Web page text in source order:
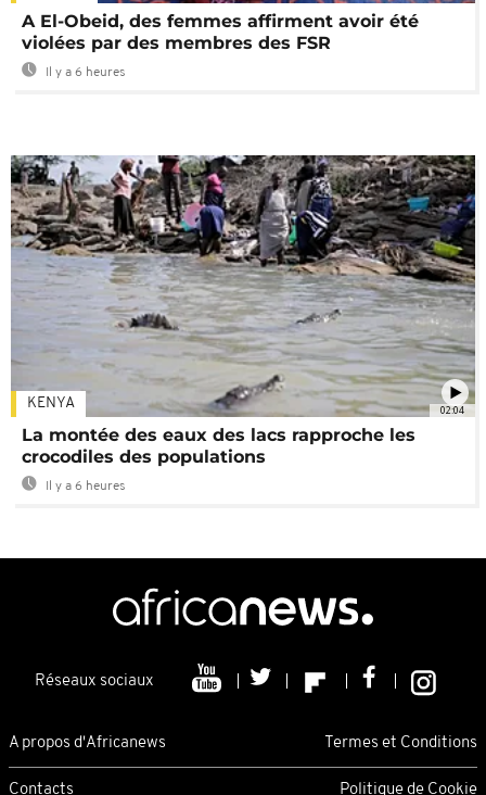
A El-Obeid, des femmes affirment avoir été
violées par des membres des FSR
Il y a 6 heures
02:04
KENYA
La montée des eaux des lacs rapproche les
crocodiles des populations
Il y a 6 heures
Réseaux sociaux
A propos d'Africanews Termes et Conditions
Contacts Politique de Cookie